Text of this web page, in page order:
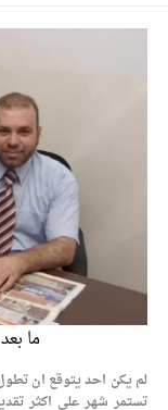
ما
لم يكن احد يتوقع ان
تستمر شهر على اكثر